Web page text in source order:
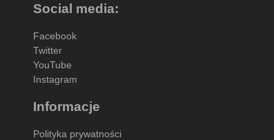
Social media:
Facebook
Twitter
YouTube
Instagram
Informacje
Polityka prywatności